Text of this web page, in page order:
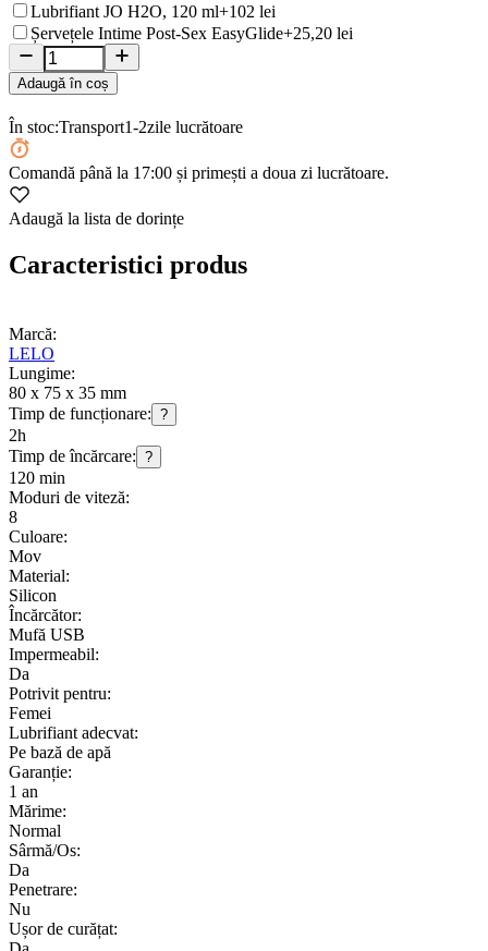
Lubrifiant JO H2O, 120 ml+102 lei
Șervețele Intime Post-Sex EasyGlide+25,20 lei
Adaugă în coș
În stoc:Transport1-2zile lucrătoare
Comandă până la 17:00 și primești a doua zi lucrătoare.
Adaugă la lista de dorințe
Caracteristici produs
Marcă:
LELO
Lungime:
80 x 75 x 35 mm
Timp de funcționare: ?
2h
Timp de încărcare: ?
120 min
Moduri de viteză:
8
Culoare:
Mov
Material:
Silicon
Încărcător:
Mufă USB
Impermeabil:
Da
Potrivit pentru:
Femei
Lubrifiant adecvat:
Pe bază de apă
Garanție:
1 an
Mărime:
Normal
Sârmă/Os:
Da
Penetrare:
Nu
Ușor de curățat: